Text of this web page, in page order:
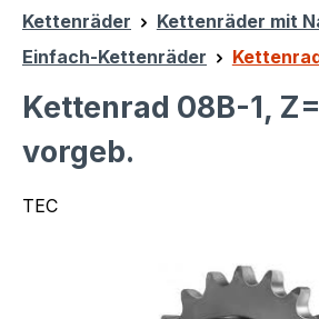
Kettenräder
Kettenräder mit
Einfach-Kettenräder
Kettenrad 08B-1,
vorgeb.
TEC
Bildergalerie überspringen